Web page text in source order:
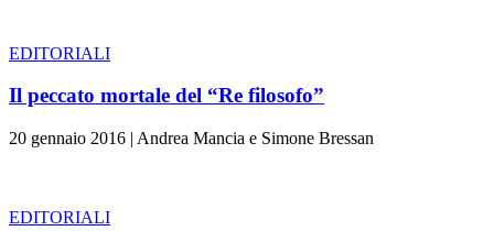
EDITORIALI
Il peccato mortale del “Re filosofo”
20 gennaio 2016 | Andrea Mancia e Simone Bressan
EDITORIALI